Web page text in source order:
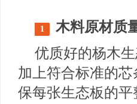
1
木料原材质
优质好的杨木
加上符合标准的
保每张生态板的